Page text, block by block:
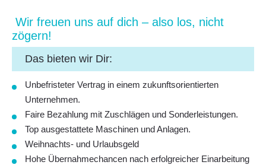
Wir freuen uns auf dich – also los, nicht
zögern!
Das bieten wir Dir:
Unbefristeter Vertrag in einem zukunftsorientierten
Unternehmen.
Faire Bezahlung mit Zuschlägen und Sonderleistungen.
Top ausgestattete Maschinen und Anlagen.
Weihnachts- und Urlaubsgeld
Hohe Übernahmechancen nach erfolgreicher Einarbeitung